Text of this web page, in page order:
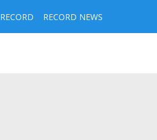
RECORD RECORD NEWS